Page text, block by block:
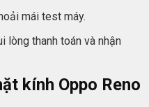
mái test máy.
lòng thanh toán và nhận
kính Oppo Reno